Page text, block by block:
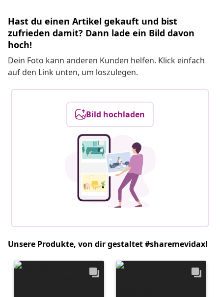
Hast du einen Artikel gekauft und bist
zufrieden damit? Dann lade ein Bild davon
hoch!
Dein Foto kann anderen Kunden helfen. Klick einfach
auf den Link unten, um loszulegen.
Bild hochladen
Unsere Produkte, von dir gestaltet #sharemevidaxl